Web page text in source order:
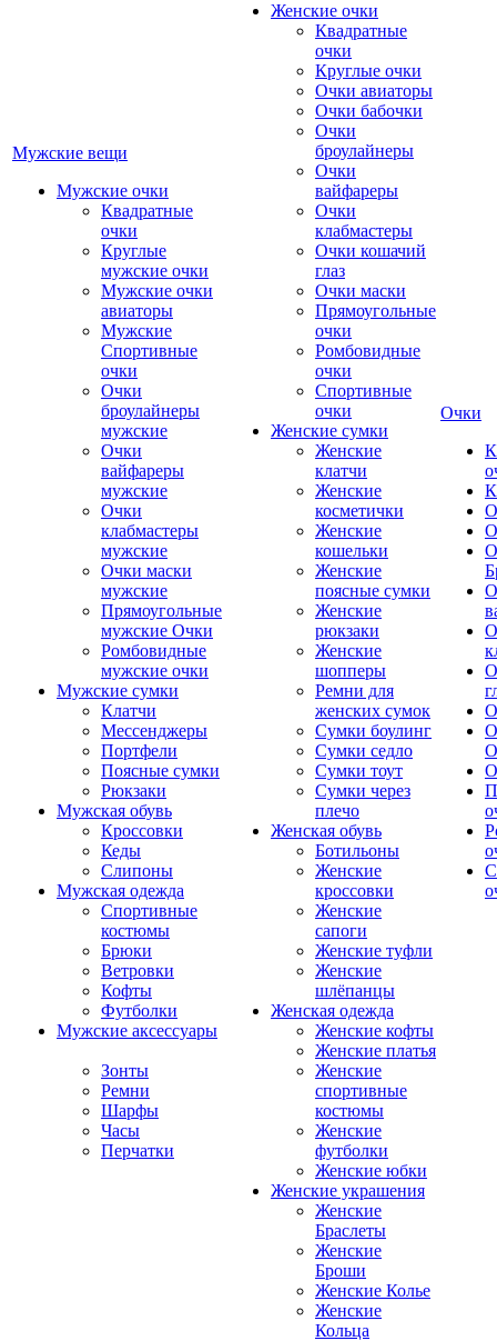
Мужские вещи
Мужские очки
Квадратные
очки
Круглые
мужские очки
Мужские очки
авиаторы
Мужские
Спортивные
очки
Очки
броулайнеры
мужские
Очки
вайфареры
мужские
Очки
клабмастеры
мужские
Очки маски
мужские
Прямоугольные
мужские Очки
Ромбовидные
мужские очки
Мужские сумки
Клатчи
Мессенджеры
Портфели
Поясные сумки
Рюкзаки
Мужская обувь
Кроссовки
Кеды
Слипоны
Мужская одежда
Спортивные
костюмы
Брюки
Ветровки
Кофты
Футболки
Мужские аксессуары
Зонты
Ремни
Шарфы
Часы
Перчатки
Женские очки
Квадратные
очки
Круглые очки
Очки авиаторы
Очки бабочки
Очки
броулайнеры
Очки
вайфареры
Очки
клабмастеры
Очки кошачий
глаз
Очки маски
Прямоугольные
очки
Ромбовидные
очки
Спортивные
очки
Женские сумки
Женские
клатчи
Женские
косметички
Женские
кошельки
Женские
поясные сумки
Женские
рюкзаки
Женские
шопперы
Ремни для
женских сумок
Сумки боулинг
Сумки седло
Сумки тоут
Сумки через
плечо
Женская обувь
Ботильоны
Женские
кроссовки
Женские
сапоги
Женские туфли
Женские
шлёпанцы
Женская одежда
Женские кофты
Женские платья
Женские
спортивные
костюмы
Женские
футболки
Женские юбки
Женские украшения
Женские
Браслеты
Женские
Броши
Женские Колье
Женские
Кольца
Очки